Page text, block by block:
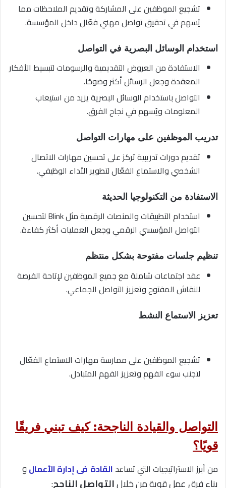
تشجيع الموظفين على المشاركة وتقديم الملاحظات مما
يُسهم في تحقيق تواصل مهني فعّال داخل المؤسسة.
استخدام الوسائل البصرية في التواصل
الاستفادة من العروض التقديمية والرسومات لتبسيط الأفكار
المعقدة وجعل الرسائل أكثر وضوحًا.
التواصل باستخدام الوسائل البصرية يزيد من استيعاب
المعلومات ويُسهم في نجاح الفرق.
تدريب الموظفين على مهارات التواصل
تقديم دورات تدريبية تركز على تحسين مهارات الاتصال
الشخصي والاستماع الفعّال لتطوير الأداء الوظيفي.
الاستفادة من التكنولوجيا الحديثة
استخدام التطبيقات والمنصات الرقمية مثل Blink لتحسين
التواصل المؤسسي الرقمي وجعل العمليات أكثر كفاءة.
تنظيم جلسات مفتوحة بشكل منتظم
عقد اجتماعات شاملة مع جميع الموظفين لإتاحة الفرصة
للنقاش المفتوح وتعزيز التواصل الجماعي.
تعزيز الاستماع النشط
تشجيع الموظفين على ممارسة مهارات الاستماع الفعّال
لتجنب سوء الفهم وتعزيز الفهم المتبادل.
التواصل والقيادة الناجحة: كيف تبني فريقًا
قويًا؟
من أبرز الاستراتيجيات التي تساعد القادة فى إدارة الأعمالو
بناء فرق عمل قوية من خلالالتواصل الناجح: